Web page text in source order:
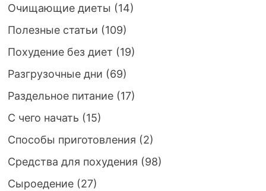
Очищающие диеты (14)
Полезные статьи (109)
Похудение без диет (19)
Разгрузочные дни (69)
Раздельное питание(17)
С чего начать (15)
Способы приготовления (2)
Средства для похудения (98)
Сыроедение(27)